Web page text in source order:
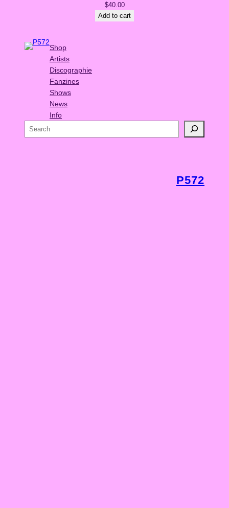
$40.00
Add to cart
Shop
Artists
Discographie
Fanzines
Shows
News
Info
e
P572